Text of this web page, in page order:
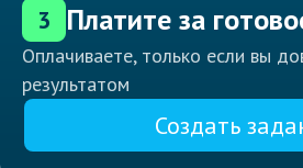
3 Платите за
Оплачиваете, только если вы
результатом
Создать